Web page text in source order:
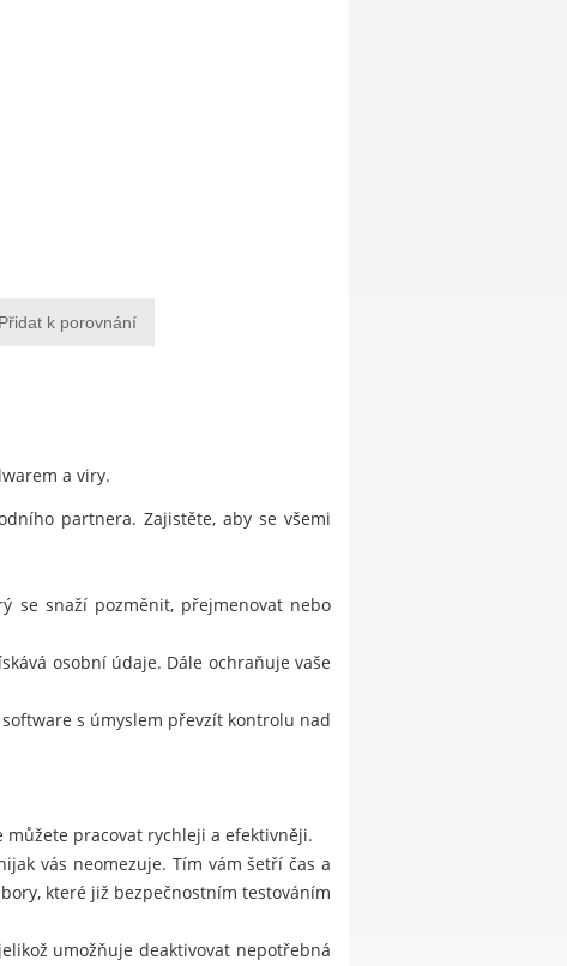
Přidat k porovnání
a viry.
partnera. Zajistěte, aby se všemi
se snaží pozměnit, přejmenovat nebo
osobní údaje. Dále ochraňuje vaše
s úmyslem převzít kontrolu nad
můžete pracovat rychleji a efektivněji.
vás neomezuje. Tím vám šetří čas a
které již bezpečnostním testováním
umožňuje deaktivovat nepotřebná